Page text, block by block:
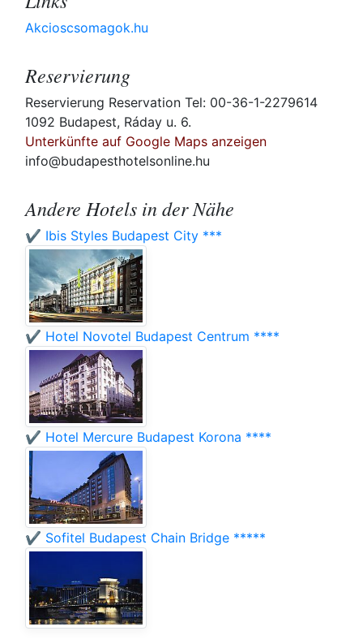
Akcioscsomagok.hu
Reservierung
Reservierung Reservation Tel: 00-36-1-2279614
1092 Budapest, Ráday u. 6.
Unterkünfte auf Google Maps anzeigen
info@budapesthotelsonline.hu
Andere Hotels in der Nähe
✔️ Ibis Styles Budapest City ***
✔️ Hotel Novotel Budapest Centrum ****
✔️ Hotel Mercure Budapest Korona ****
✔️ Sofitel Budapest Chain Bridge *****